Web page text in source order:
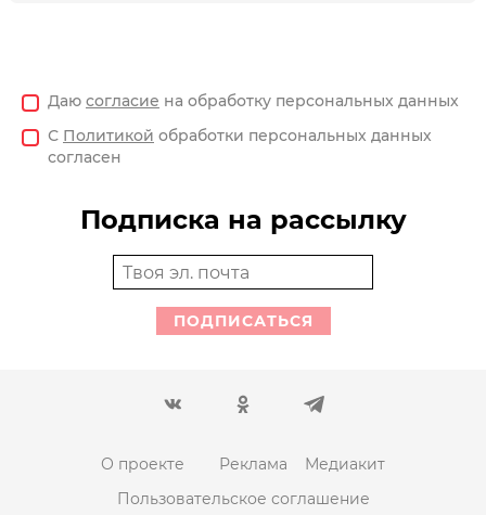
Даю согласие на обработку персональных данных
С Политикой обработки персональных данных
согласен
Подписка на рассылку
ПОДПИСАТЬСЯ
О проекте Реклама
Медиакит
Пользовательское соглашение